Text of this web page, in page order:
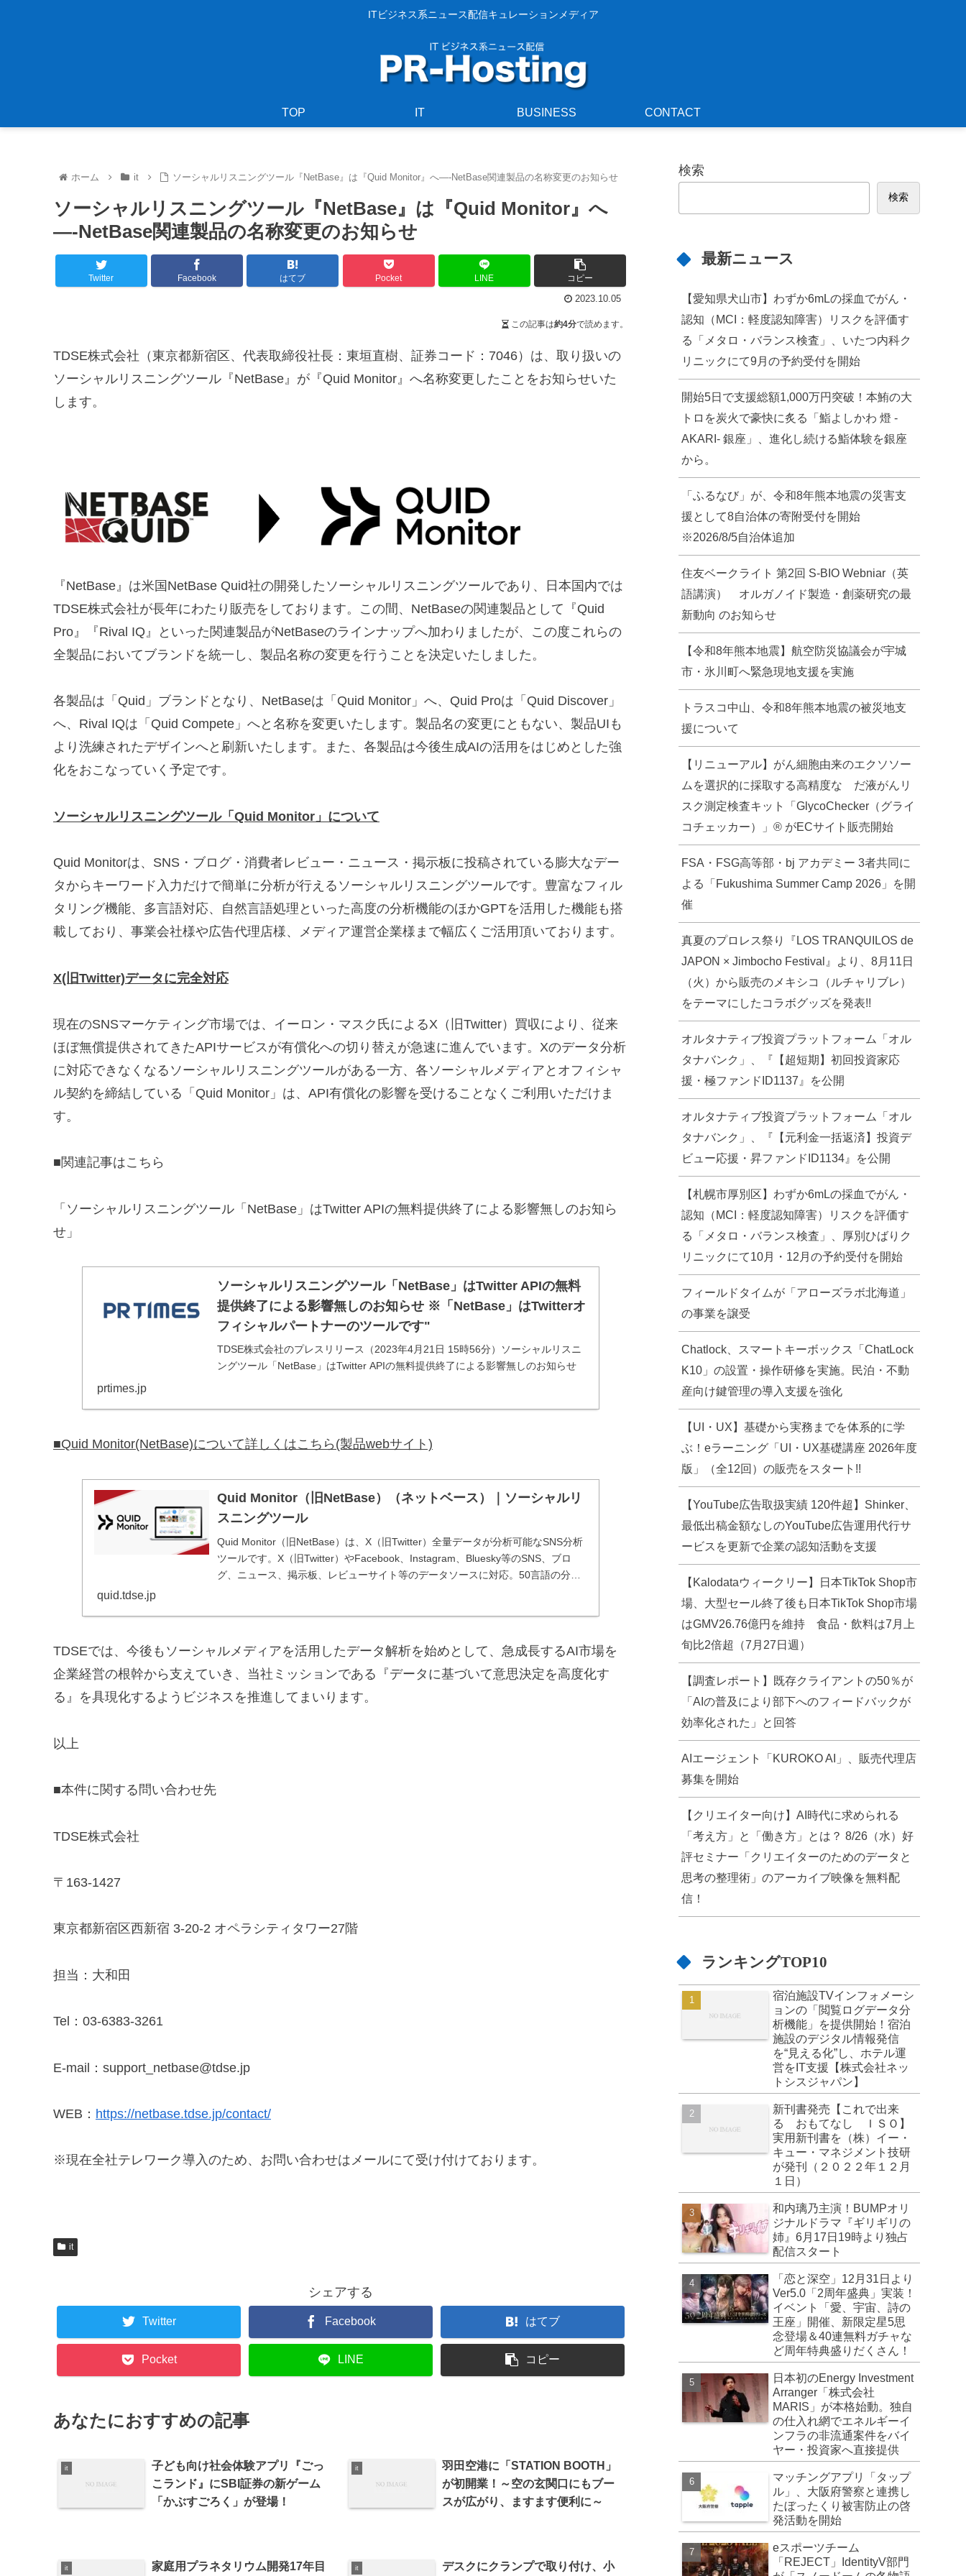
ITビジネス系ニュース配信キュレーションメディア
TOP IT BUSINESS CONTACT
ホーム it ソーシャルリスニングツール『NetBase』は『Quid Monitor』へ—-NetBase関連製品の名称変更のお知らせ
ソーシャルリスニングツール『NetBase』は『Quid Monitor』へ
—-NetBase関連製品の名称変更のお知らせ
Twitter Facebook はてブ Pocket LINE コピー
2023.10.05
この記事は約4分で読めます。
TDSE株式会社（東京都新宿区、代表取締役社長：東垣直樹、証券コード：7046）は、取り扱いの
ソーシャルリスニングツール『NetBase』が『Quid Monitor』へ名称変更したことをお知らせいた
します。
『NetBase』は米国NetBase Quid社の開発したソーシャルリスニングツールであり、日本国内では
TDSE株式会社が長年にわたり販売をしております。この間、NetBaseの関連製品として『Quid
Pro』『Rival IQ』といった関連製品がNetBaseのラインナップへ加わりましたが、この度これらの
全製品においてブランドを統一し、製品名称の変更を行うことを決定いたしました。
各製品は「Quid」ブランドとなり、NetBaseは「Quid Monitor」へ、Quid Proは「Quid Discover」
へ、Rival IQは「Quid Compete」へと名称を変更いたします。製品名の変更にともない、製品UIも
より洗練されたデザインへと刷新いたします。また、各製品は今後生成AIの活用をはじめとした強
化をおこなっていく予定です。
ソーシャルリスニングツール「Quid Monitor」について
Quid Monitorは、SNS・ブログ・消費者レビュー・ニュース・掲示板に投稿されている膨大なデー
タからキーワード入力だけで簡単に分析が行えるソーシャルリスニングツールです。豊富なフィル
タリング機能、多言語対応、自然言語処理といった高度の分析機能のほかGPTを活用した機能も搭
載しており、事業会社様や広告代理店様、メディア運営企業様まで幅広くご活用頂いております。
X(旧Twitter)データに完全対応
現在のSNSマーケティング市場では、イーロン・マスク氏によるX（旧Twitter）買収により、従来
ほぼ無償提供されてきたAPIサービスが有償化への切り替えが急速に進んでいます。Xのデータ分析
に対応できなくなるソーシャルリスニングツールがある一方、各ソーシャルメディアとオフィシャ
ル契約を締結している「Quid Monitor」は、API有償化の影響を受けることなくご利用いただけま
す。
■関連記事はこちら
「ソーシャルリスニングツール「NetBase」はTwitter APIの無料提供終了による影響無しのお知ら
せ」
ソーシャルリスニングツール「NetBase」はTwitter APIの無料
提供終了による影響無しのお知らせ ※「NetBase」はTwitterオ
フィシャルパートナーのツールです"
TDSE株式会社のプレスリリース（2023年4月21日 15時56分）ソーシャルリスニ
ングツール「NetBase」はTwitter APIの無料提供終了による影響無しのお知らせ
prtimes.jp
■Quid Monitor(NetBase)について詳しくはこちら(製品webサイト)
Quid Monitor（旧NetBase）（ネットベース）｜ソーシャルリ
スニングツール
Quid Monitor（旧NetBase）は、X（旧Twitter）全量データが分析可能なSNS分析
ツールです。X（旧Twitter）やFacebook、Instagram、Bluesky等のSNS、ブロ
グ、ニュース、掲示板、レビューサイト等のデータソースに対応。50言語の分
quid.tdse.jp
TDSEでは、今後もソーシャルメディアを活用したデータ解析を始めとして、急成長するAI市場を
企業経営の根幹から支えていき、当社ミッションである『データに基づいて意思決定を高度化す
る』を具現化するようビジネスを推進してまいります。
以上
■本件に関する問い合わせ先
TDSE株式会社
〒163-1427
東京都新宿区西新宿 3-20-2 オペラシティタワー27階
担当：大和田
Tel：03-6383-3261
E-mail：support_netbase@tdse.jp
WEB： https://netbase.tdse.jp/contact/
※現在全社テレワーク導入のため、お問い合わせはメールにて受け付けております。
it
シェアする
Twitter Facebook はてブ
Pocket LINE コピー
あなたにおすすめの記事
it
子ども向け社会体験アプリ『ごっ
こランド』にSBI証券の新ゲーム
「かぶすごろく」が登場！
it
羽田空港に「STATION BOOTH」
が初開業！～空の玄関口にもブー
スが広がり、ますます便利に～
it 家庭用プラネタリウム開発17年目 it デスクにクランプで取り付け、小
検索
検索
最新ニュース
【愛知県犬山市】わずか6mLの採血でがん・
認知（MCI：軽度認知障害）リスクを評価す
る「メタロ・バランス検査」、いたつ内科ク
リニックにて9月の予約受付を開始
開始5日で支援総額1,000万円突破！本鮪の大
トロを炭火で豪快に炙る「鮨よしかわ 燈 -
AKARI- 銀座」、進化し続ける鮨体験を銀座
から。
「ふるなび」が、令和8年熊本地震の災害支
援として8自治体の寄附受付を開始
※2026/8/5自治体追加
住友ベークライト 第2回 S-BIO Webniar（英
語講演） オルガノイド製造・創薬研究の最
新動向 のお知らせ
【令和8年熊本地震】航空防災協議会が宇城
市・氷川町へ緊急現地支援を実施
トラスコ中山、令和8年熊本地震の被災地支
援について
【リニューアル】がん細胞由来のエクソソー
ムを選択的に採取する高精度な だ液がんリ
スク測定検査キット「GlycoChecker（グライ
コチェッカー）」® がECサイト販売開始
FSA・FSG高等部・bj アカデミー 3者共同に
よる「Fukushima Summer Camp 2026」を開
催
真夏のプロレス祭り『LOS TRANQUILOS de
JAPON × Jimbocho Festival』より、8月11日
（火）から販売のメキシコ（ルチャリブレ）
をテーマにしたコラボグッズを発表!!
オルタナティブ投資プラットフォーム「オル
タナバンク」、『【超短期】初回投資家応
援・極ファンドID1137』を公開
オルタナティブ投資プラットフォーム「オル
タナバンク」、『【元利金一括返済】投資デ
ビュー応援・昇ファンドID1134』を公開
【札幌市厚別区】わずか6mLの採血でがん・
認知（MCI：軽度認知障害）リスクを評価す
る「メタロ・バランス検査」、厚別ひばりク
リニックにて10月・12月の予約受付を開始
フィールドタイムが「アローズラボ北海道」
の事業を譲受
Chatlock、スマートキーボックス「ChatLock
K10」の設置・操作研修を実施。民泊・不動
産向け鍵管理の導入支援を強化
【UI・UX】基礎から実務までを体系的に学
ぶ！eラーニング「UI・UX基礎講座 2026年度
版」（全12回）の販売をスタート!!
【YouTube広告取扱実績 120件超】Shinker、
最低出稿金額なしのYouTube広告運用代行サ
ービスを更新で企業の認知活動を支援
【Kalodataウィークリー】日本TikTok Shop市
場、大型セール終了後も日本TikTok Shop市場
はGMV26.76億円を維持 食品・飲料は7月上
旬比2倍超（7月27日週）
【調査レポート】既存クライアントの50％が
「AIの普及により部下へのフィードバックが
効率化された」と回答
AIエージェント「KUROKO AI」、販売代理店
募集を開始
【クリエイター向け】AI時代に求められる
「考え方」と「働き方」とは？ 8/26（水）好
評セミナー「クリエイターのためのデータと
思考の整理術」のアーカイブ映像を無料配
信！
ランキングTOP10
宿泊施設TVインフォメーシ
ョンの「閲覧ログデータ分
析機能」を提供開始！宿泊
施設のデジタル情報発信
を“見える化”し、ホテル運
営をIT支援【株式会社ネッ
トシスジャパン】
新刊書発売【これで出来
る おもてなし ＩＳＯ】
実用新刊書を（株）イー・
キュー・マネジメント技研
が発刊（２０２２年１２月
１日）
和内璃乃主演！BUMPオリ
ジナルドラマ『ギリギリの
姉』6月17日19時より独占
配信スタート
「恋と深空」12月31日より
Ver5.0「2周年盛典」実装！
イベント「愛、宇宙、詩の
王座」開催、新限定星5思
念登場＆40連無料ガチャな
ど周年特典盛りだくさん！
日本初のEnergy Investment
Arranger「株式会社
MARIS」が本格始動。独自
の仕入れ網でエネルギーイ
ンフラの非流通案件をバイ
ヤー・投資家へ直接提供
マッチングアプリ「タップ
ル」、大阪府警察と連携し
たぼったくり被害防止の啓
発活動を開始
eスポーツチーム
「REJECT」IdentityV部門